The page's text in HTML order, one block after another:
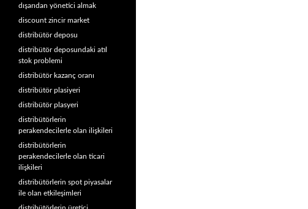
dışarıdan yönetici almak
discount zincir market
distribütör deposu
distribütör deposundaki atıl
stok problemi
distribütör kazanç oranı
distribütör plasiyeri
distribütör plasyeri
distribütörlerin
perakendecilerle olan ilişkileri
distribütörlerin
perakendecilerle olan ticari
ilişkileri
distribütörlerin spot piyasalar
ile olan etkileşimleri